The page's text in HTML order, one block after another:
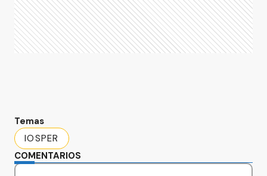
Temas
IOSPER
COMENTARIOS